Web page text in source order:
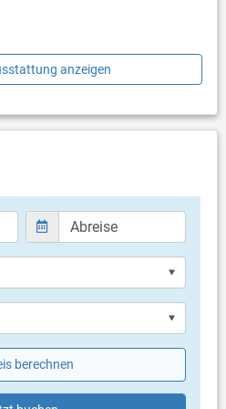
grünen Marktes,
Geschäfte und
Sinne verwöhnen.
römische Überreste finden,
die Bühne für
Fliesen
Fliesen
anzeigen
berechnen